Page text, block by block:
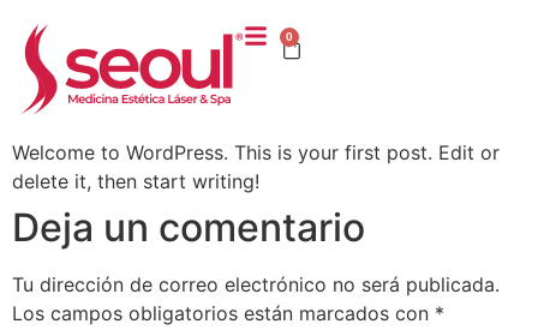
0
Welcome to WordPress. This is your first post. Edit or
delete it, then start writing!
Deja un comentario
Tu dirección de correo electrónico no será publicada.
Los campos obligatorios están marcados con *